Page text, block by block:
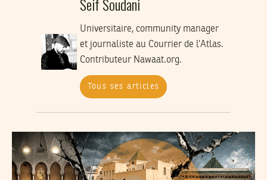
Universitaire, community manager
et journaliste au Courrier de l’Atlas.
Contributeur Nawaat.org.
Tous ses articles